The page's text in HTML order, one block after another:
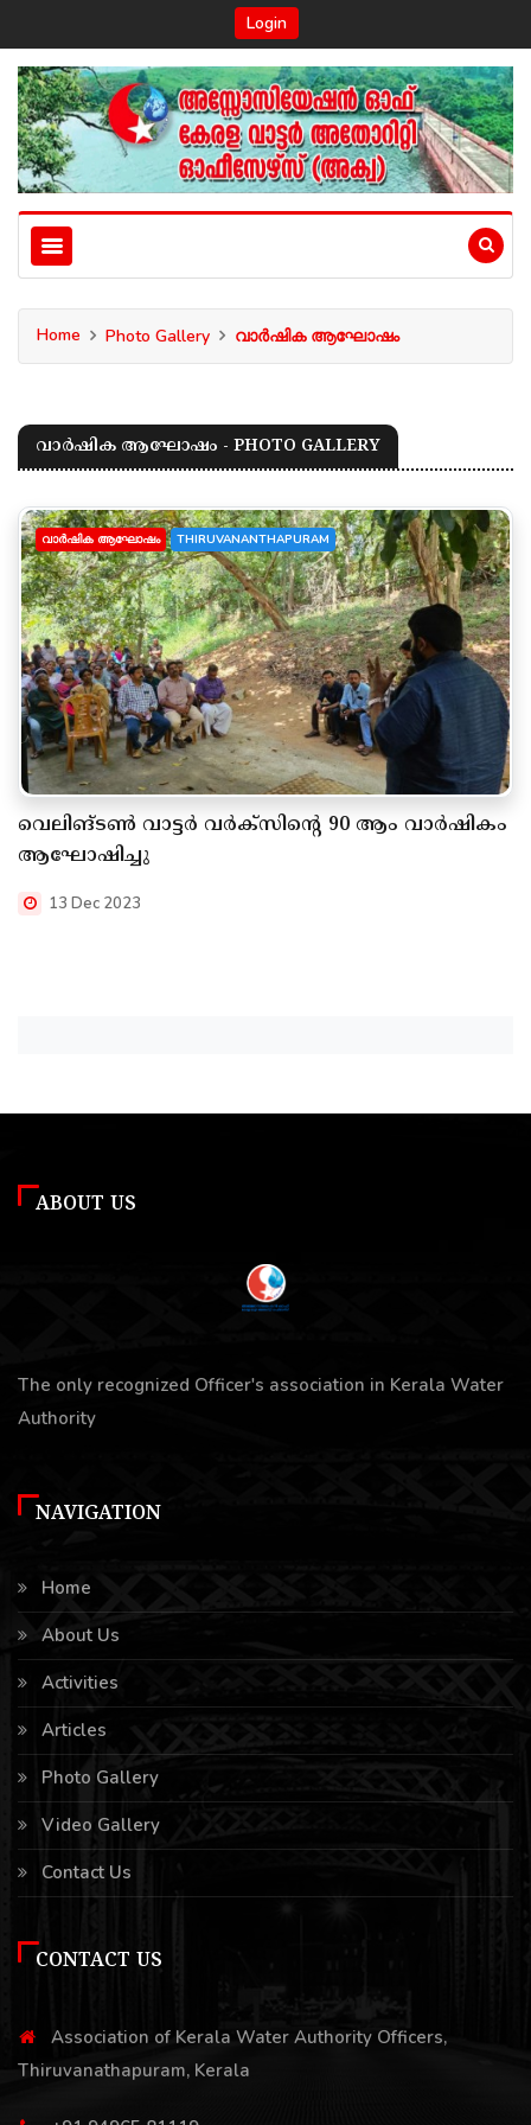
Login
Home Photo Gallery വാർഷിക ആഘോഷം
വാർഷിക ആഘോഷം - PHOTO GALLERY
വാർഷിക ആഘോഷം THIRUVANANTHAPURAM
വെലിങ്ടൺ വാട്ടർ വർക്സിന്റെ 90 ആം വാർഷികം
ആഘോഷിച്ചു
13 Dec 2023
ABOUT US
The only recognized Officer's association in Kerala Water
Authority
NAVIGATION
Home
About Us
Activities
Articles
Photo Gallery
Video Gallery
Contact Us
CONTACT US
Association of Kerala Water Authority Officers,
Thiruvanathapuram, Kerala